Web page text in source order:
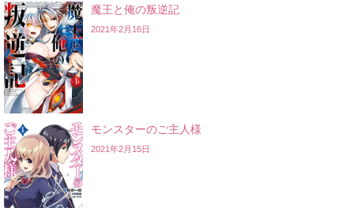
魔王と俺の叛逆記
2021年2月16日
モンスターのご主人様
2021年2月15日